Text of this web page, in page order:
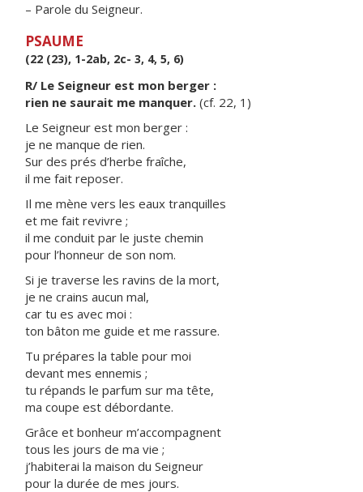
– Parole du Seigneur.
PSAUME
(22 (23), 1-2ab, 2c- 3, 4, 5, 6)
R/ Le Seigneur est mon berger :
rien ne saurait me manquer. (cf. 22, 1)
Le Seigneur est mon berger :
je ne manque de rien.
Sur des prés d’herbe fraîche,
il me fait reposer.
Il me mène vers les eaux tranquilles
et me fait revivre ;
il me conduit par le juste chemin
pour l’honneur de son nom.
Si je traverse les ravins de la mort,
je ne crains aucun mal,
car tu es avec moi :
ton bâton me guide et me rassure.
Tu prépares la table pour moi
devant mes ennemis ;
tu répands le parfum sur ma tête,
ma coupe est débordante.
Grâce et bonheur m’accompagnent
tous les jours de ma vie ;
j’habiterai la maison du Seigneur
pour la durée de mes jours.